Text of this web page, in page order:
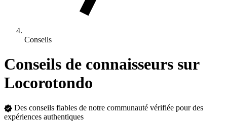
Conseils
Conseils de connaisseurs sur
Locorotondo
Des conseils fiables de notre communauté vérifiée pour des
expériences authentiques